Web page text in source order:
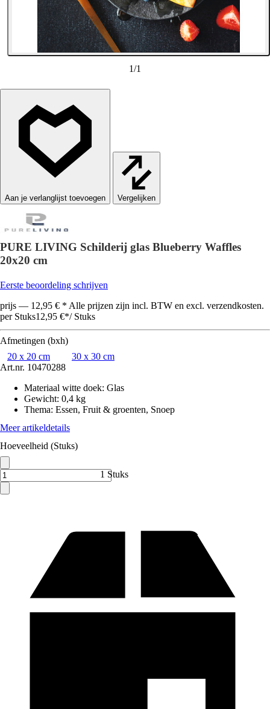
1/1
Vergelijken
PURE LIVING Schilderij glas Blueberry Waffles
20x20 cm
Eerste beoordeling schrijven
prijs — 12,95 € * Alle prijzen zijn incl. BTW en excl. verzendkosten.
per Stuks12,95 €*/ Stuks
Afmetingen (bxh)
20 x 20 cm
30 x 30 cm
Art.nr. 10470288
Materiaal witte doek: Glas
Gewicht: 0,4 kg
Thema: Essen, Fruit & groenten, Snoep
Meer artikeldetails
Hoeveelheid (Stuks)
1 Stuks